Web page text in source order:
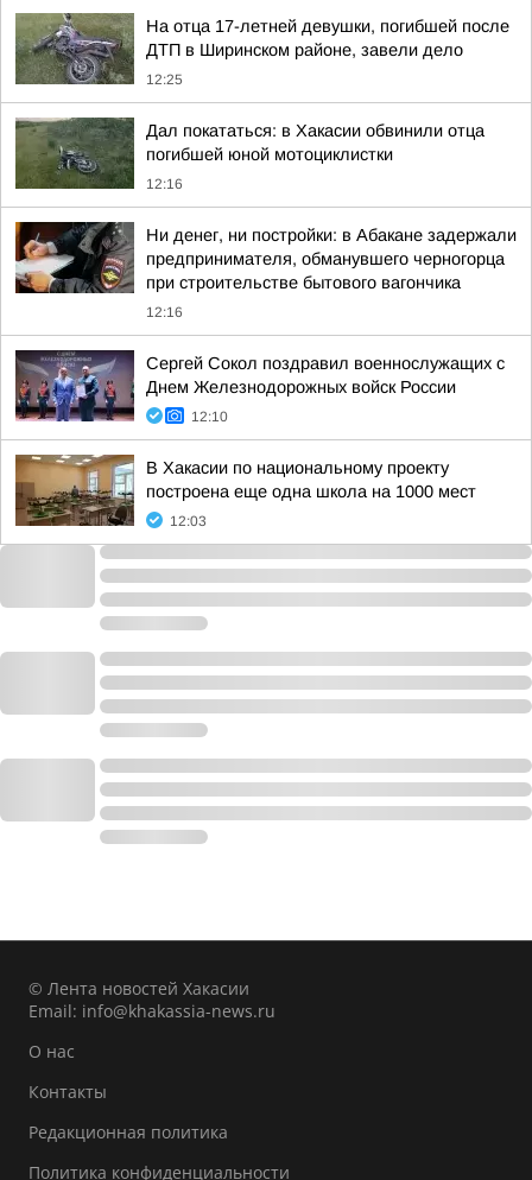
На отца 17-летней девушки, погибшей после
ДТП в Ширинском районе, завели дело
12:25
Дал покататься: в Хакасии обвинили отца
погибшей юной мотоциклистки
12:16
Ни денег, ни постройки: в Абакане задержали
предпринимателя, обманувшего черногорца
при строительстве бытового вагончика
12:16
Сергей Сокол поздравил военнослужащих с
Днем Железнодорожных войск России
12:10
В Хакасии по национальному проекту
построена еще одна школа на 1000 мест
12:03
© Лента новостей Хакасии
Email: info@khakassia-news.ru
О нас
Контакты
Редакционная политика
Политика конфиденциальности